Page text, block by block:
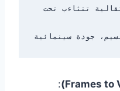
جودة سينمائية
: